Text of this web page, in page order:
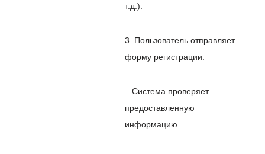
т.д.).
3. Пользователь отправляет
форму регистрации.
– Система проверяет
предоставленную
информацию.